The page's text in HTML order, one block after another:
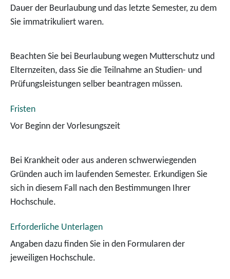
Dauer der Beurlaubung und das letzte Semester, zu dem
Sie immatrikuliert waren.
Beachten Sie bei Beurlaubung wegen Mutterschutz und
Elternzeiten, dass Sie die Teilnahme an Studien- und
Prüfungsleistungen selber beantragen müssen.
Fristen
Vor Beginn der Vorlesungszeit
Bei Krankheit oder aus anderen schwerwiegenden
Gründen auch im laufenden Semester. Erkundigen Sie
sich in diesem Fall nach den Bestimmungen Ihrer
Hochschule.
Erforderliche Unterlagen
Angaben dazu finden Sie in den Formularen der
jeweiligen Hochschule.